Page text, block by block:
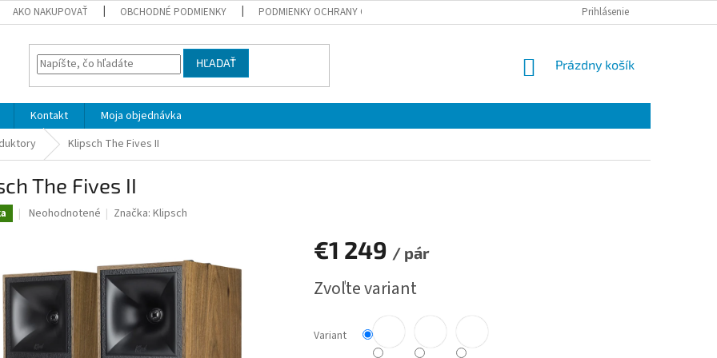
AKO NAKUPOVAŤ OBCHODNÉ PODMIENKY PODMIENKY OCHRANY OSOBNÝCH ÚDAJOV Prihlásenie
HĽADAŤ
NÁKUPNÝ
Prázdny košík
Kontakt
Moja objednávka
Klipsch The Fives II
The Fives II
Priemerné
0,0
z
hviezdičiek.
Neohodnotené Značka:Klipsch
€1 249 / pár
cena:
Zvoľte variant
Variant